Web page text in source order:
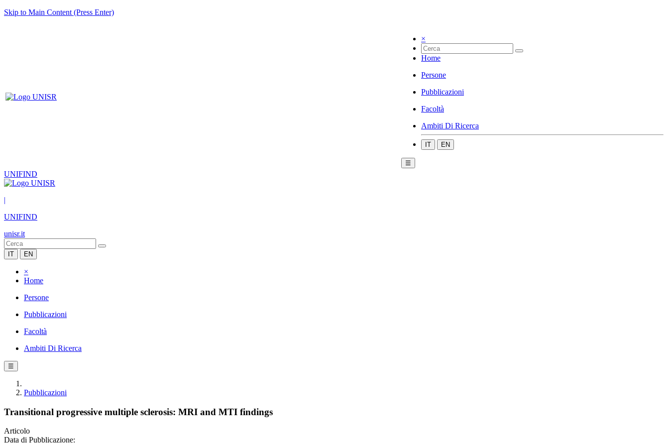
Skip to Main Content (Press Enter)
×
Home
Persone
Pubblicazioni
Facoltà
Ambiti Di Ricerca
IT EN
☰
UNIFIND
|
UNIFIND
unisr.it
IT EN
×
Home
Persone
Pubblicazioni
Facoltà
Ambiti Di Ricerca
☰
Pubblicazioni
Transitional progressive multiple sclerosis: MRI and MTI findings
Articolo
Data di Pubblicazione: